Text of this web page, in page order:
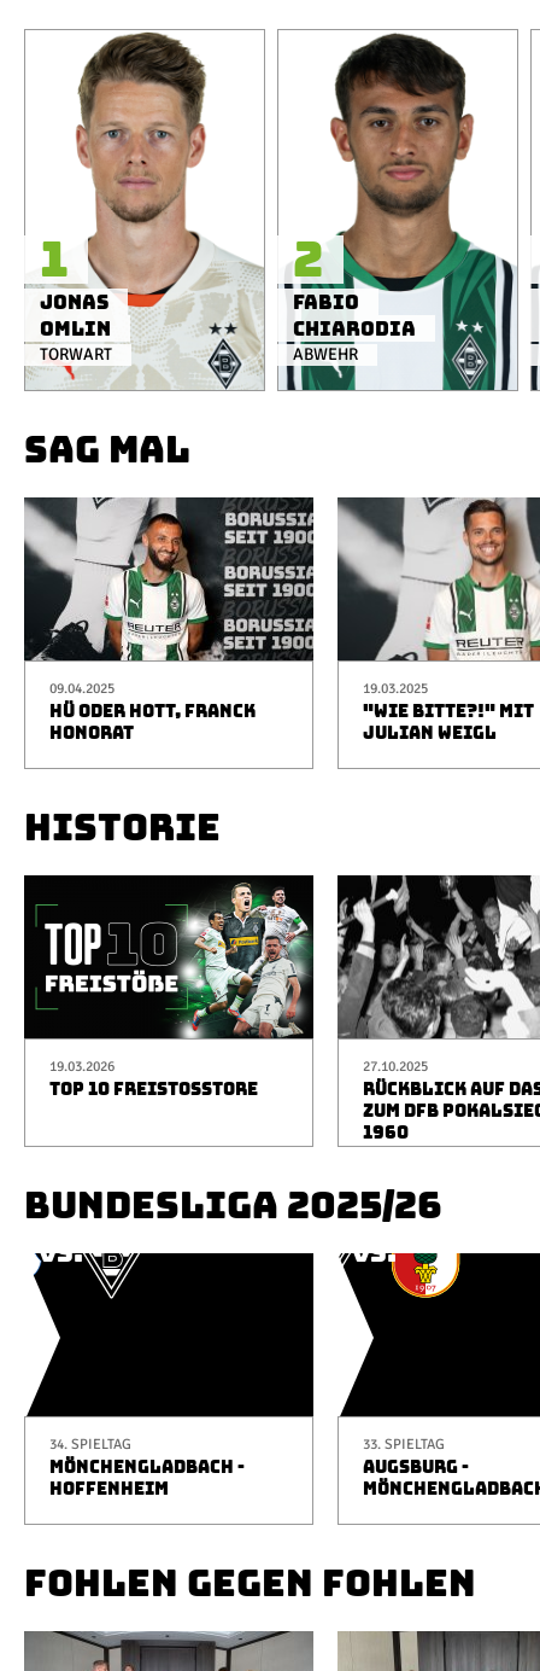
TORWART
Jonas
Omlin
1
ABWEHR
Fabio
Chiarodia
2
SAG MAL
09.04.2025
HÜ ODER HOTT, FRANCK
HONORAT
19.03.2025
"WIE BITTE?!" MIT
JULIAN WEIGL
HISTORIE
19.03.2026
TOP 10 FREISTOSSTORE
27.10.2025
RÜCKBLICK AUF
ZUM DFB
1960
BUNDESLIGA 2025/26
34. SPIELTAG
MÖNCHENGLADBACH -
HOFFENHEIM
33. SPIELTAG
AUGSBURG -
FOHLEN GEGEN FOHLEN